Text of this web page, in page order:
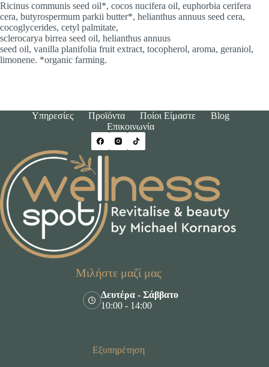
Ricinus communis seed oil*, cocos nucifera oil, euphorbia cerifera
cera, butyrospermum parkii butter*, helianthus annuus seed cera,
cocoglycerides, cetyl palmitate,
sclerocarya birrea seed oil, helianthus annuus
seed oil, vanilla planifolia fruit extract, tocopherol, aroma, geraniol,
limonene. *organic farming.
Υπηρεσίες Προϊόντα Ποίοι Είμαστε
Blog
Επικοινωνία
Μιλήστε μαζί μας
Δευτέρα - Σάββατο
10:00 - 14:00
Εξυπηρέτηση